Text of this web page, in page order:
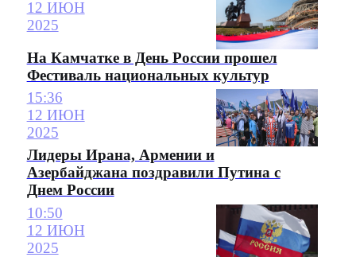
12 ИЮН
2025
На Камчатке в День России прошел
Фестиваль национальных культур
15:36
12 ИЮН
2025
Лидеры Ирана, Армении и
Азербайджана поздравили Путина с
Днем России
10:50
12 ИЮН
2025